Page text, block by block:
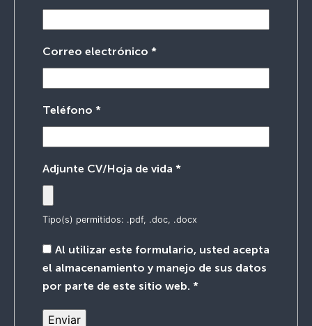
Correo electrónico *
Teléfono *
Adjunte CV/Hoja de vida *
Tipo(s) permitidos: .pdf, .doc, .docx
Al utilizar este formulario, usted acepta
el almacenamiento y manejo de sus datos
por parte de este sitio web. *